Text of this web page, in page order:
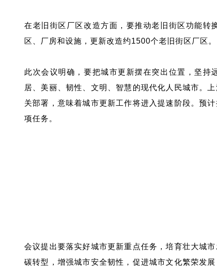
在老旧街区厂区改造方面，要推动老旧街区功能
区、厂房和设施，更新改造约1500个老旧街区厂区。
此次会议明确，要把城市更新摆在突出位置，坚
居、美丽、韧性、文明、智慧的现代化人民城市。
关部署，意味着城市更新工作将进入提速阶段。预
项任务。
会议提出要落实好城市更新重点任务，培育壮大城
碳转型，增强城市安全韧性，促进城市文化繁荣发